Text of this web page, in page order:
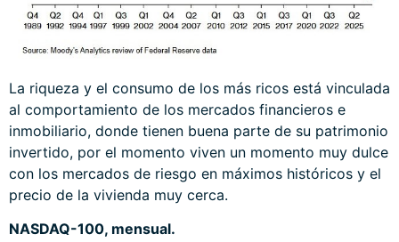
La riqueza y el consumo de los más ricos está vinculada
al comportamiento de los mercados financieros e
inmobiliario, donde tienen buena parte de su patrimonio
invertido, por el momento viven un momento muy dulce
con los mercados de riesgo en máximos históricos y el
precio de la vivienda muy cerca.
NASDAQ-100, mensual.